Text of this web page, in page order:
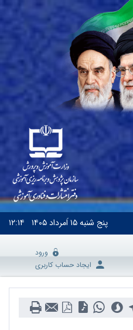
پنج شنبه۱۵ اَمرداد ۱۴۰۵ ۱۲:۱۴
ورود
ایجاد حساب کاربری